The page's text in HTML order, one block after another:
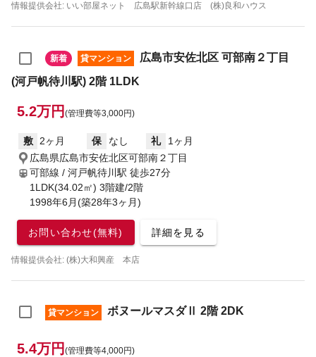
情報提供会社: いい部屋ネット 広島駅新幹線口店 (株)良和ハウス
新着 貸マンション
広島市安佐北区 可部南２丁目
(河戸帆待川駅) 2階 1LDK
5.2万円 (管理費等3,000円)
敷 2ヶ月 保 なし 礼
1ヶ月
広島県広島市安佐北区可部南２丁目
可部線 / 河戸帆待川駅 徒歩27分
1LDK(34.02㎡) 3階建/2階
1998年6月(築28年3ヶ月)
お問い合わせ(無料) 詳細を見る
情報提供会社: (株)大和興産 本店
貸マンション ボヌールマスダⅡ 2階 2DK
5.4万円 (管理費等4,000円)